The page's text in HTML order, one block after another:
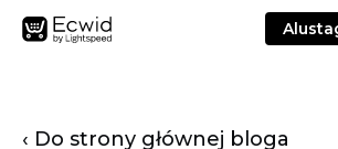
‹ Do strony głównej bloga